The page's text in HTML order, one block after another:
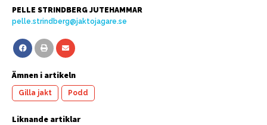
PELLE STRINDBERG JUTEHAMMAR
pelle.strindberg@jaktojagare.se
Ämnen i artikeln
Gilla jakt Podd
Liknande artiklar